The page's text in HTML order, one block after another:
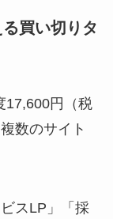
買い切りタ
17,600円（税
数のサイト
スLP」「採